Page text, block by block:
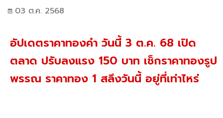
03 ต.ค. 2568
อัปเดตราคาทองคำ วันนี้ 3 ต.ค. 68 เปิด
ตลาด ปรับลงแรง 150 บาท เช็กราคาทองรูป
พรรณ ราคาทอง 1 สลึงวันนี้ อยู่ที่เท่าไหร่